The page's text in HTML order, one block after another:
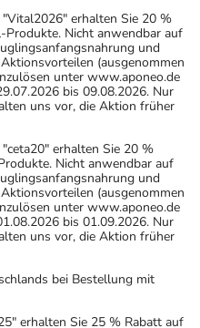
von Alkohol.
Strahlung, z.B. in
Sonnenbädern, weil die
des Arzneimittels
erhalten Sie 20 %
Nicht anwendbar auf
und
(ausgenommen
unter www.aponeo.de
bis 09.08.2026. Nur
uns vor, die Aktion früher
erhalten Sie 20 %
Nicht anwendbar auf
und
(ausgenommen
unter www.aponeo.de
bis 01.09.2026. Nur
uns vor, die Aktion früher
bei Bestellung mit
erhalten Sie 25 % Rabatt auf